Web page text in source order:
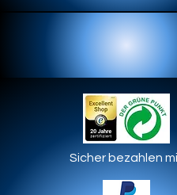
Sicher bezahlen